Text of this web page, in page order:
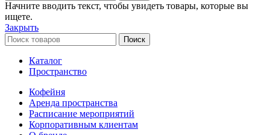
Начните вводить текст, чтобы увидеть товары, которые вы
ищете.
Закрыть
Поиск
Каталог
Пространство
Кофейня
Аренда пространства
Расписание мероприятий
Корпоративным клиентам